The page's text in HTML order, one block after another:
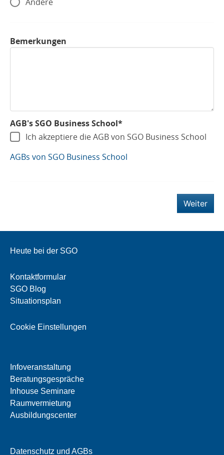
Bemerkungen
AGB's SGO Business School*
Ich akzeptiere die AGB von SGO Business School
AGBs von SGO Business School
Weiter
Heute bei der SGO
Kontaktformular
SGO Blog
Situationsplan
Cookie Einstellungen
Infoveranstaltung
Beratungsgespräche
Inhouse Seminare
Raumvermietung
Ausbildungscenter
Datenschutz und AGBs